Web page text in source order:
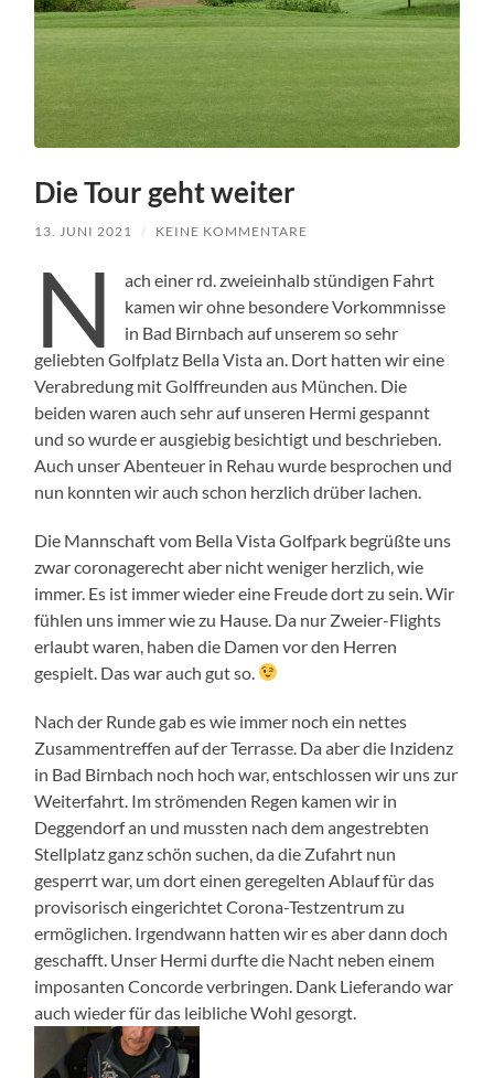
Die Tour geht weiter
13. JUNI 2021 / KEINE KOMMENTARE
N
ach einer rd. zweieinhalb stündigen Fahrt
kamen wir ohne besondere Vorkommnisse
in Bad Birnbach auf unserem so sehr
geliebten Golfplatz Bella Vista an. Dort hatten wir eine
Verabredung mit Golffreunden aus München. Die
beiden waren auch sehr auf unseren Hermi gespannt
und so wurde er ausgiebig besichtigt und beschrieben.
Auch unser Abenteuer in Rehau wurde besprochen und
nun konnten wir auch schon herzlich drüber lachen.
Die Mannschaft vom Bella Vista Golfpark begrüßte uns
zwar coronagerecht aber nicht weniger herzlich, wie
immer. Es ist immer wieder eine Freude dort zu sein. Wir
fühlen uns immer wie zu Hause. Da nur Zweier-Flights
erlaubt waren, haben die Damen vor den Herren
gespielt. Das war auch gut so.
Nach der Runde gab es wie immer noch ein nettes
Zusammentreffen auf der Terrasse. Da aber die Inzidenz
in Bad Birnbach noch hoch war, entschlossen wir uns zur
Weiterfahrt. Im strömenden Regen kamen wir in
Deggendorf an und mussten nach dem angestrebten
Stellplatz ganz schön suchen, da die Zufahrt nun
gesperrt war, um dort einen geregelten Ablauf für das
provisorisch eingerichtet Corona-Testzentrum zu
ermöglichen. Irgendwann hatten wir es aber dann doch
geschafft. Unser Hermi durfte die Nacht neben einem
imposanten Concorde verbringen. Dank Lieferando war
auch wieder für das leibliche Wohl gesorgt.